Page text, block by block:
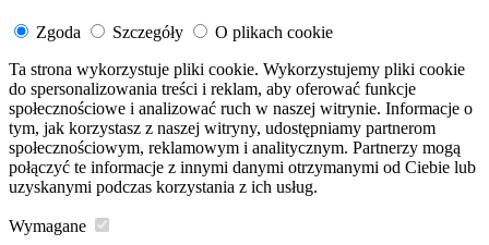
Zgoda Szczegóły
O plikach cookie
Ta strona wykorzystuje pliki cookie. Wykorzystujemy pliki cookie
do spersonalizowania treści i reklam, aby oferować funkcje
społecznościowe i analizować ruch w naszej witrynie. Informacje o
tym, jak korzystasz z naszej witryny, udostępniamy partnerom
społecznościowym, reklamowym i analitycznym. Partnerzy mogą
połączyć te informacje z innymi danymi otrzymanymi od Ciebie lub
uzyskanymi podczas korzystania z ich usług.
Wymagane